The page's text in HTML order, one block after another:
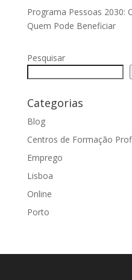
Programa Pessoas 2030:
Quem Pode Beneficiar
Pesquisar
Categorias
Blog
Centros de Formação
Emprego
Lisboa
Online
Porto